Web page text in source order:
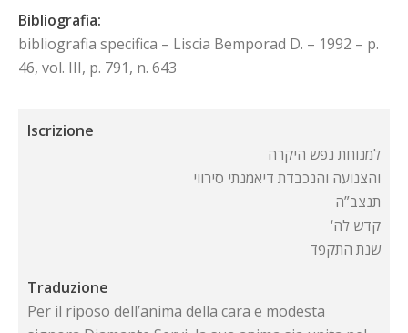
Bibliografia:
bibliografia specifica – Liscia Bemporad D. – 1992 – p.
46, vol. III, p. 791, n. 643
Iscrizione
למנוחת נפש היקרה
והצנועה והנכבדת דיאמנתי סירווי
תנצב”ה
‘קדש לה
שנת התקפד
Traduzione
Per il riposo dell’anima della cara e modesta